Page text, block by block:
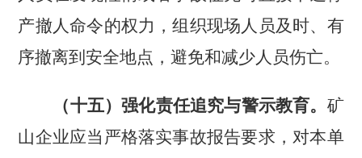
产撤人命令的权力，组织现场人员及时、有
序撤离到安全地点，避免和减少人员伤亡。
（十五）强化责任追究与警示教育。 矿
山企业应当严格落实事故报告要求，对本单